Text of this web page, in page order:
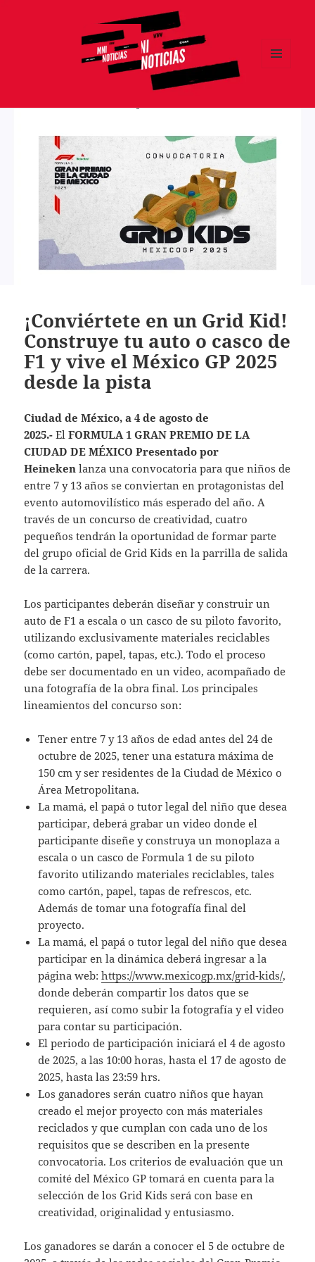
¡Conviértete en un Grid Kid!
Construye tu auto o casco de
F1 y vive el México GP 2025
desde la pista
Ciudad de México, a 4 de agosto de
2025.-El FORMULA 1 GRAN PREMIO DE LA
CIUDAD DE MÉXICO Presentado por
Heineken lanza una convocatoria para que niños de
entre 7 y 13 años se conviertan en protagonistas del
evento automovilístico más esperado del año. A
través de un concurso de creatividad, cuatro
pequeños tendrán la oportunidad de formar parte
del grupo oficial de Grid Kids en la parrilla de salida
de la carrera.
Los participantes deberán diseñar y construir un
auto de F1 a escala o un casco de su piloto favorito,
utilizando exclusivamente materiales reciclables
(como cartón, papel, tapas, etc.). Todo el proceso
debe ser documentado en un video, acompañado de
una fotografía de la obra final. Los principales
lineamientos del concurso son:
Tener entre 7 y 13 años de edad antes del 24 de
octubre de 2025, tener una estatura máxima de
150 cm y ser residentes de la Ciudad de México o
Área Metropolitana.
La mamá, el papá o tutor legal del niño que desea
participar, deberá grabar un video donde el
participante diseñe y construya un monoplaza a
escala o un casco de Formula 1 de su piloto
favorito utilizando materiales reciclables, tales
como cartón, papel, tapas de refrescos, etc.
Además de tomar una fotografía final del
proyecto.
La mamá, el papá o tutor legal del niño que desea
participar en la dinámica deberá ingresar a la
página web:https://www.mexicogp.mx/grid-kids/,
donde deberán compartir los datos que se
requieren, así como subir la fotografía y el video
para contar su participación.
El periodo de participación iniciará el 4 de agosto
de 2025, a las 10:00 horas, hasta el 17 de agosto de
2025, hasta las 23:59 hrs.
Los ganadores serán cuatro niños que hayan
creado el mejor proyecto con más materiales
reciclados y que cumplan con cada uno de los
requisitos que se describen en la presente
convocatoria. Los criterios de evaluación que un
comité del México GP tomará en cuenta para la
selección de los Grid Kids será con base en
creatividad, originalidad y entusiasmo.
Los ganadores se darán a conocer el 5 de octubre de